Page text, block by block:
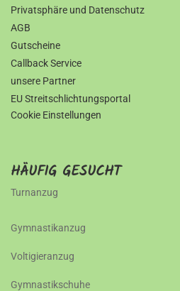
Privatsphäre und Datenschutz
AGB
Gutscheine
Callback Service
unsere Partner
EU Streitschlichtungsportal
Cookie Einstellungen
HÄUFIG GESUCHT
Turnanzug
Gymnastikanzug
Voltigieranzug
Gymnastikschuhe